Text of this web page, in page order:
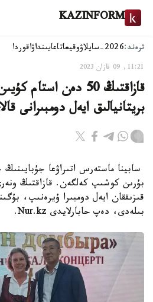
KAZINFORM
ترەند:2026-سايلاۋ وقيعاتاعايىنداۋاقوردا
11:21, 09 قازان 2023
قازاقتىڭ 50 دەن
بريتانيالىق ايەل دومبىرانى
بۇرىن كوشىپ كەلگەن. قازاقتىڭ
بىلەدى، دەپ حابارلايدى Nur.kz.